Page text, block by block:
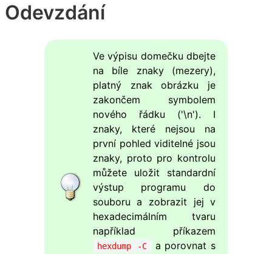
Odevzdání
Ve výpisu domečku dbejte
na bíle znaky (mezery),
platný znak obrázku je
zakončem symbolem
nového řádku ('\n'). I
znaky, které nejsou na
první pohled viditelné jsou
znaky, proto pro kontrolu
můžete uložit standardní
výstup programu do
souboru a zobrazit jej v
hexadecimálním tvaru
například příkazem
hexdump -C
a porovnat s